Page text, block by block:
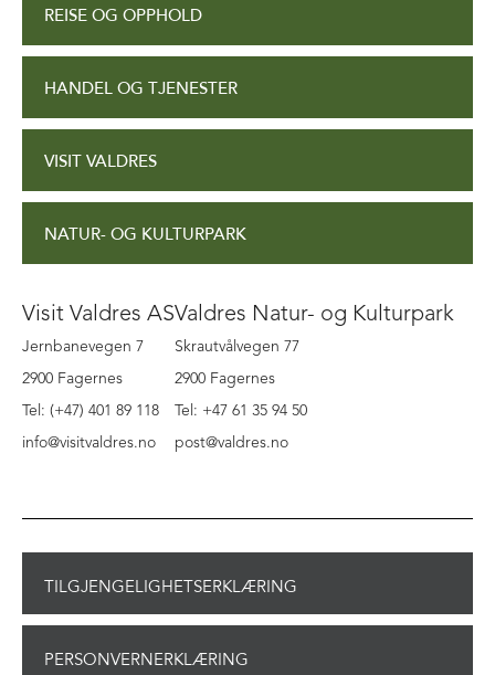
REISE OG OPPHOLD
HANDEL OG TJENESTER
VISIT VALDRES
NATUR- OG KULTURPARK
Visit Valdres AS
Jernbanevegen 7
2900 Fagernes
Tel: (+47) 401 89 118
info@visitvaldres.no
Valdres Natur- og Kulturpark
Skrautvålvegen 77
2900 Fagernes
Tel: +47 61 35 94 50
post@valdres.no
TILGJENGELIGHETSERKLÆRING
PERSONVERNERKLÆRING